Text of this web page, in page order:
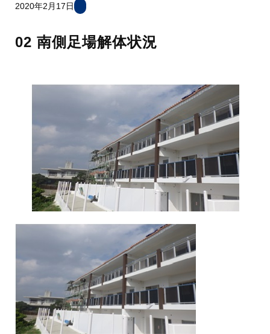
2020年2月17日
02 南側足場解体状況